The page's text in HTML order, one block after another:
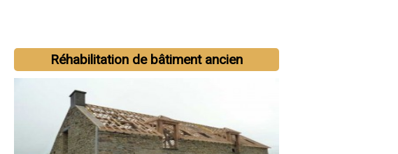
Réhabilitation de bâtiment ancien